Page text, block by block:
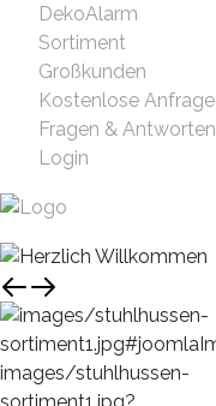
DekoAlarm
Sortiment
Großkunden
Kostenlose Anfrage
Fragen & Antworten
Login